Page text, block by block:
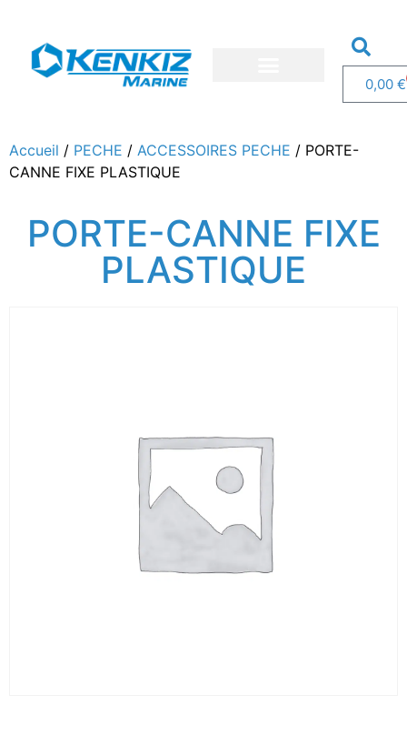
0,00 €
Accueil / PECHE / ACCESSOIRES PECHE / PORTE-
CANNE FIXE PLASTIQUE
PORTE-CANNE FIXE
PLASTIQUE